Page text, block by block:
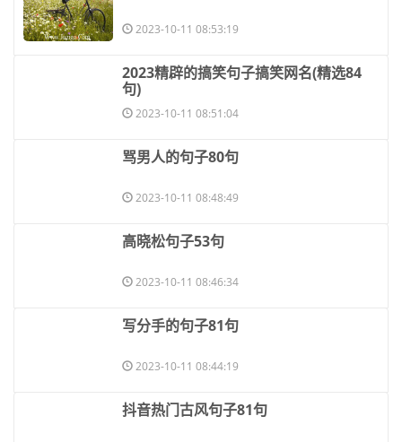
2023-10-11 08:53:19
​2023精辟的搞笑句子搞笑网名(精选84
句)
2023-10-11 08:51:04
​骂男人的句子80句
2023-10-11 08:48:49
​高晓松句子53句
2023-10-11 08:46:34
​写分手的句子81句
2023-10-11 08:44:19
​抖音热门古风句子81句